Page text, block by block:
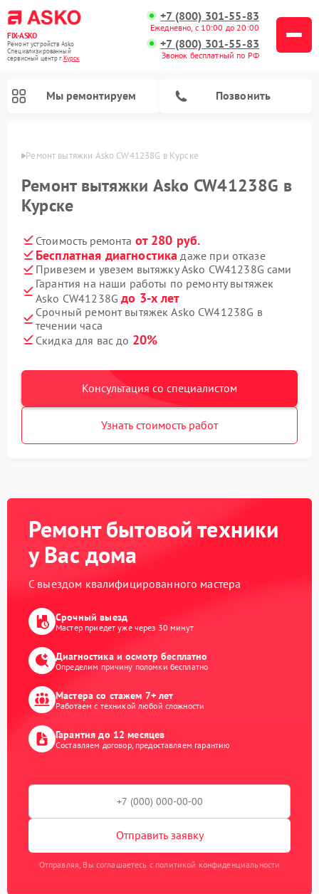
FIX-ASKO
Ремонт устройств Asko
Специализированный
cервисный центр г.Курск
+7 (800) 301-55-83
Ежедневно, с 10:00 до 20:00
+7 (800) 301-55-83
Звонок бесплатный по РФ
Мы ремонтируем Позвонить
Ремонт вытяжки Asko CW41238G в Курске
Ремонт вытяжки Asko CW41238G в
Курске
Стоимость ремонта от 280 руб.
Бесплатная диагностика даже при отказе
Привезем и увезем вытяжку Asko CW41238G сами
Гарантия на наши работы по ремонту вытяжек
Asko CW41238Gдо 3-х лет
Срочный ремонт вытяжек Asko CW41238G в
течении часа
Скидка для вас до 20%
Консультация со специалистом
Узнать стоимость работ
Ремонт бытовой техники
у Вас дома
С выездом квалифицированного мастера
Срочный выезд
Мастер приедет уже через 30 минут
Диагностика и осмотр бесплатно
Определим причину поломки бесплатно
Мастера со стажем 7+ лет
Работаем с техникой любой сложности
Гарантия до 12 месяцев
Составляем договор, предоставляем гарантию
Отправить заявку
Отправляя, Вы соглашаетесь с политикой конфиденциальности